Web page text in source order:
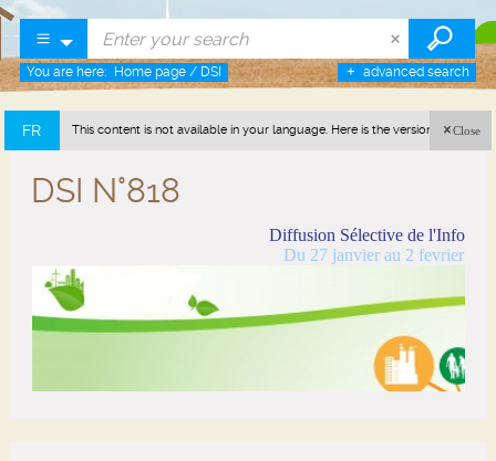
advanced search
You are here: Home page / DSI
FR This content is not available in your language. Here is the version in french
Close
DSI N°818